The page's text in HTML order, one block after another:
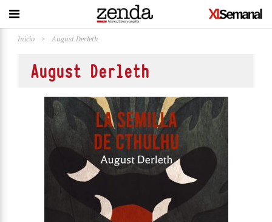
Inicio > August Derleth
August Derleth